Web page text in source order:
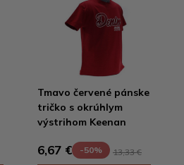
Tmavo červené pánske
tričko s okrúhlym
výstrihom Keenan
6,67 € -50% 13,33 €